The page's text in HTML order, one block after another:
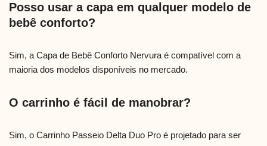
Posso usar a capa em qualquer modelo de
bebê conforto?
Sim, a Capa de Bebê Conforto Nervura é compatível com a
maioria dos modelos disponíveis no mercado.
O carrinho é fácil de manobrar?
Sim, o Carrinho Passeio Delta Duo Pro é projetado para ser